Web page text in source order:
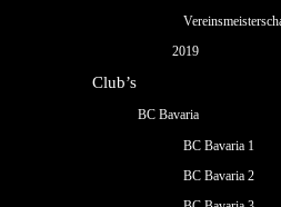
2019
Club’s
BC Bavaria
BC Bavaria 1
BC Bavaria 2